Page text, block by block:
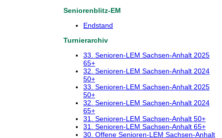
Seniorenblitz-EM
Endstand
Turnierarchiv
33. Senioren-LEM Sachsen-Anhalt 2025
65+
32. Senioren-LEM Sachsen-Anhalt 2024
50+
33. Senioren-LEM Sachsen-Anhalt 2025
50+
32. Senioren-LEM Sachsen-Anhalt 2024
65+
31. Senioren-LEM Sachsen-Anhalt 50+
31. Senioren-LEM Sachsen-Anhalt 65+
30. Offene Senioren-LEM Sachsen-Anhalt